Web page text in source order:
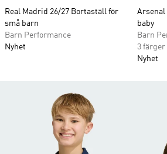
Real Madrid 26/27 Bortaställ för
små barn
Barn Performance
Nyhet
Arsenal
baby
Barn
3 färger
Nyhet